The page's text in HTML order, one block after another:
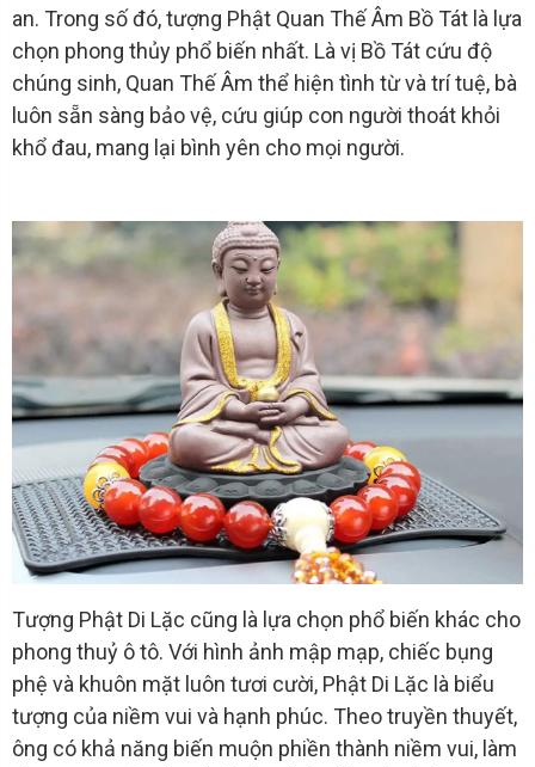
an. Trong số đó, tượng Phật Quan Thế Âm Bồ Tát là lựa
chọn phong thủy phổ biến nhất. Là vị Bồ Tát cứu độ
chúng sinh, Quan Thế Âm thể hiện tình từ và trí tuệ, bà
luôn sẵn sàng bảo vệ, cứu giúp con người thoát khỏi
khổ đau, mang lại bình yên cho mọi người.
Tượng Phật Di Lặc cũng là lựa chọn phổ biến khác cho
phong thuỷ ô tô. Với hình ảnh mập mạp, chiếc bụng
phệ và khuôn mặt luôn tươi cười, Phật Di Lặc là biểu
tượng của niềm vui và hạnh phúc. Theo truyền thuyết,
ông có khả năng biến muộn phiền thành niềm vui, làm